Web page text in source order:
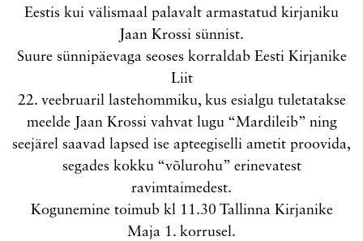
Eestis kui välismaal palavalt armastatud kirjaniku
Jaan Krossi sünnist.
Suure sünnipäevaga seoses korraldab Eesti Kirjanike
Liit
22. veebruaril lastehommiku, kus esialgu tuletatakse
meelde Jaan Krossi vahvat lugu “Mardileib” ning
seejärel saavad lapsed ise apteegiselli ametit proovida,
segades kokku “võlurohu” erinevatest
ravimtaimedest.
Kogunemine toimub kl 11.30 Tallinna Kirjanike
Maja 1. korrusel.